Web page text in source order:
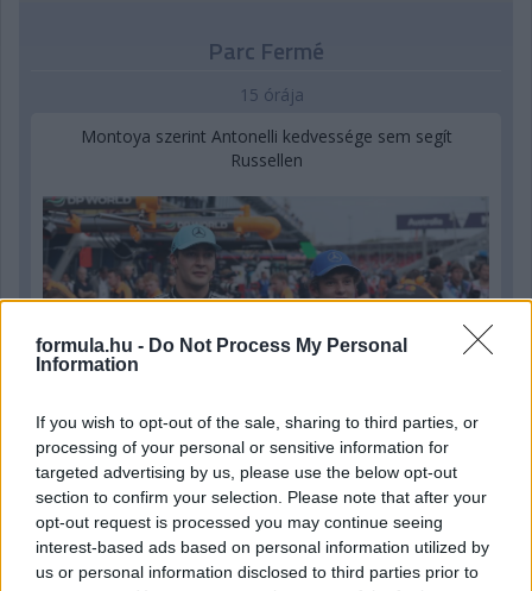
formula.hu - Do Not Process My Personal
Information
If you wish to opt-out of the sale, sharing to third parties, or
processing of your personal or sensitive information for
targeted advertising by us, please use the below opt-out
section to confirm your selection. Please note that after your
opt-out request is processed you may continue seeing
interest-based ads based on personal information utilized by
us or personal information disclosed to third parties prior to
Parc Fermé
15 órája
Montoya szerint Antonelli kedvessége sem segít
Russellen
1 napja
Hakkinen megtartaná a Norris-Piastri párost a